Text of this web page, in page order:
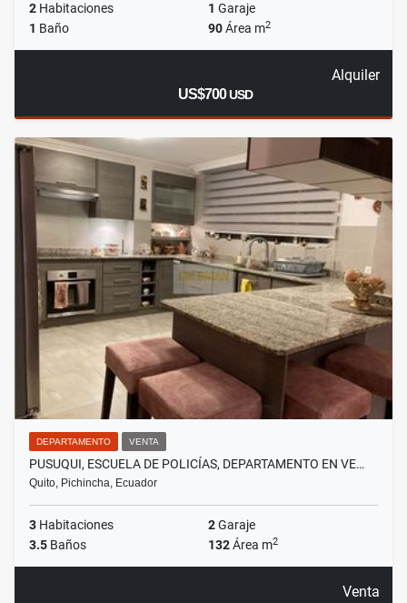
2 Habitaciones 1 Garaje
1 Baño 90Área m2
Alquiler
US$700USD
DEPARTAMENTO VENTA
PUSUQUI, ESCUELA DE POLICÍAS, DEPARTAMENTO EN VE…
Quito, Pichincha, Ecuador
3 Habitaciones 2Garaje
3.5 Baños 132Área m2
Venta